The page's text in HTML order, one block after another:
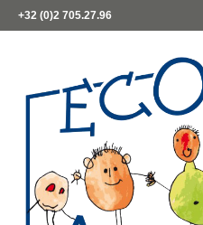
+32 (0)2 705.27.96